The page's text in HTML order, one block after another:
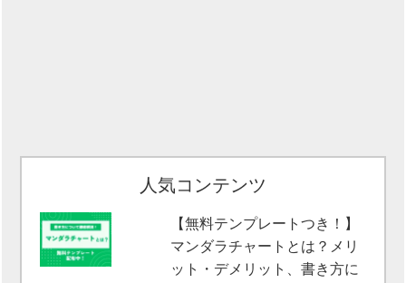
人気コンテンツ
【無料テンプレートつき！】
マンダラチャートとは？メリ
ット・デメリット、書き方に